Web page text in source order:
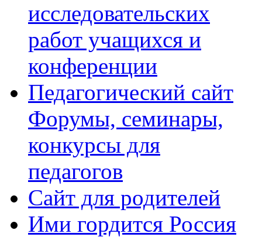
исследовательских
работ учащихся и
конференции
Педагогический сайт
Форумы, семинары,
конкурсы для
педагогов
Сайт для родителей
Ими гордится Россия